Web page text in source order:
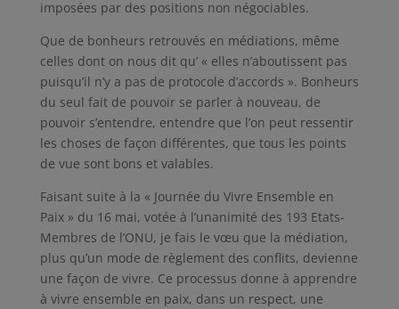
imposées par des positions non négociables.
Que de bonheurs retrouvés en médiations, même
celles dont on nous dit qu’ « elles n’aboutissent pas
puisqu’il n’y a pas de protocole d’accords ». Bonheurs
du seul fait de pouvoir se parler à nouveau, de
pouvoir s’entendre, entendre que l’on peut ressentir
les choses de façon différentes, que tous les points
de vue sont bons et valables.
Faisant suite à la « Journée du Vivre Ensemble en
Paix » du 16 mai, votée à l’unanimité des 193 Etats-
Membres de l’ONU, je fais le vœu que la médiation,
plus qu’un mode de règlement des conflits, devienne
une façon de vivre. Ce processus donne à apprendre
à vivre ensemble en paix, dans un respect, une